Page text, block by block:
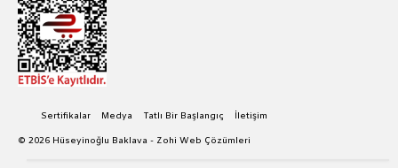
Sertifikalar Medya Tatlı Bir Başlangıç İletişim
© 2026 Hüseyinoğlu Baklava - Zohi Web Çözümleri